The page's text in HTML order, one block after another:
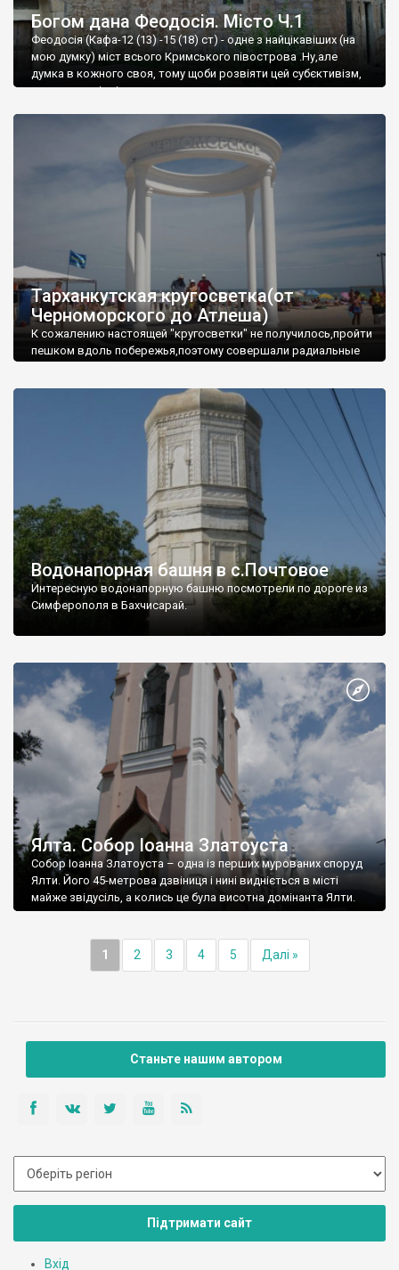
Богом дана Феодосія. Місто Ч.1
Феодосія (Кафа-12 (13) -15 (18) ст) - одне з найцікавіших (на
мою думку) міст всього Кримського півострова .Ну,але
думка в кожного своя, тому щоби розвіяти цей субєктивізм,
запрошую відвідати це
Тарханкутская кругосветка(от
Черноморского до Атлеша)
К сожалению настоящей "кругосветки" не получилось,пройти
пешком вдоль побережья,поэтому совершали радиальные
Водонапорная башня в с.Почтовое
Интересную водонапорную башню посмотрели по дороге из
Симферополя в Бахчисарай.
Ялта. Собор Іоанна Златоуста
Собор Іоанна Златоуста – одна із перших мурованих споруд
Ялти. Його 45-метрова дзвіниця і нині видніється в місті
майже звідусіль, а колись це була висотна домінанта Ялти.
1 2 3 4 5 Далі »
Станьте нашим автором
Підтримати сайт
Вхід